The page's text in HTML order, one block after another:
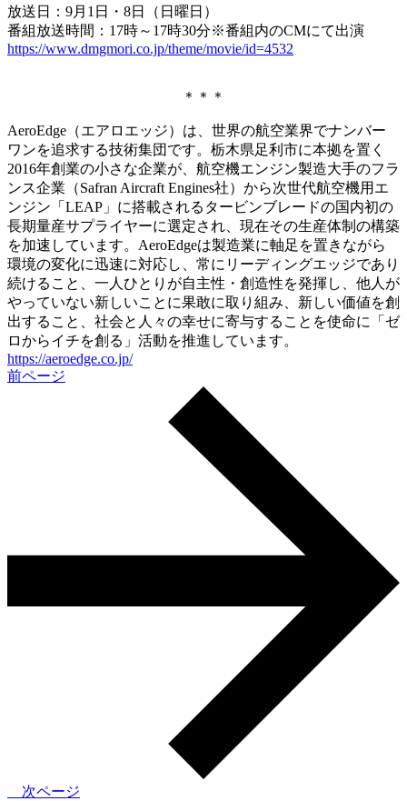
放送日：9月1日・8日（日曜日）
番組放送時間：17時～17時30分※番組内のCMにて出演
https://www.dmgmori.co.jp/theme/movie/id=4532
＊＊＊
AeroEdge（エアロエッジ）は、世界の航空業界でナンバー
ワンを追求する技術集団です。栃木県足利市に本拠を置く
2016年創業の小さな企業が、航空機エンジン製造大手のフラ
ンス企業（Safran Aircraft Engines社）から次世代航空機用エ
ンジン「LEAP」に搭載されるタービンブレードの国内初の
長期量産サプライヤーに選定され、現在その生産体制の構築
を加速しています。AeroEdgeは製造業に軸足を置きながら
環境の変化に迅速に対応し、常にリーディングエッジであり
続けること、一人ひとりが自主性・創造性を発揮し、他人が
やっていない新しいことに果敢に取り組み、新しい価値を創
出すること、社会と人々の幸せに寄与することを使命に「ゼ
ロからイチを創る」活動を推進しています。
https://aeroedge.co.jp/
前ページ
次ページ